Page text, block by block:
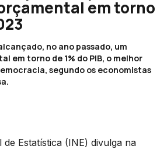
em torno
no ano passado, um
em torno de 1% do PIB, o melhor
segundo os economistas
Estatística (INE) divulga na